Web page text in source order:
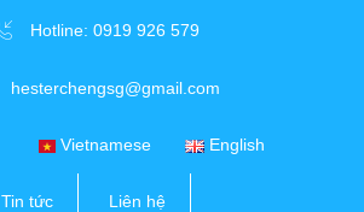
Hotline: 0919 926 579
hesterchengsg@gmail.com
Tin tức Liên hệ
Vietnamese English